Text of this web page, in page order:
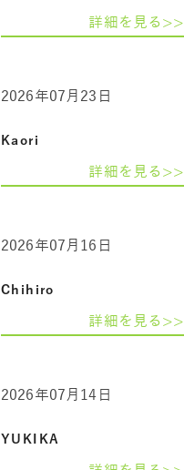
詳細を見る>>
Kaori
2026年07月23日
詳細を見る>>
Chihiro
2026年07月16日
詳細を見る>>
YUKIKA
2026年07月14日